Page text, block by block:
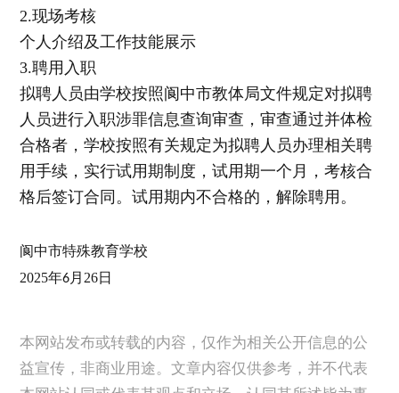
2.现场考核
个人介绍及工作技能展示
3.聘用入职
拟聘人员由学校按照阆中市教体局文件规定对拟聘
人员进行入职涉罪信息查询审查，审查通过并体检
合格者，学校按照有关规定为拟聘人员办理相关聘
用手续，实行试用期制度，试用期一个月，考核合
格后签订合同。试用期内不合格的，解除聘用。
阆中市特殊教育学校
2025年6月26日
本网站发布或转载的内容，仅作为相关公开信息的公
益宣传，非商业用途。文章内容仅供参考，并不代表